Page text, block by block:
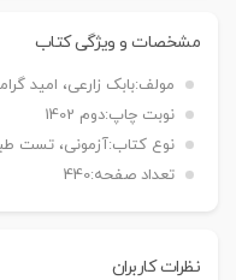
مشخصات و ویژگی کتاب
مولف:بابک زارعی، امید
نوبت چاپ:دوم 1402
نوع کتاب:آزمونی، تست
تعداد صفحه:440
نظرات کاربران